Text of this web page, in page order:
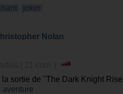
joker
Nolan
sortie de "The Dark Knight
aventure